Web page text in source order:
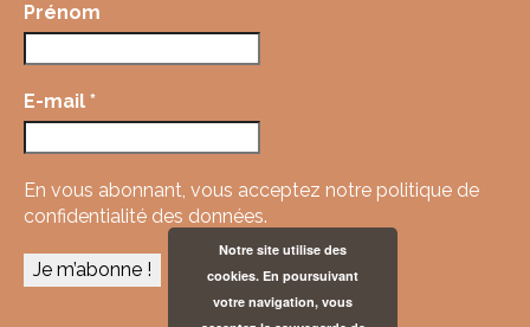
Prénom
E-mail *
En vous abonnant, vous acceptez notre politique de
confidentialité des données.
Notre site utilise des
cookies. En poursuivant
votre navigation, vous